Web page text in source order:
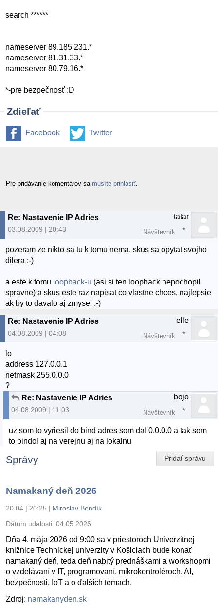
search ******
nameserver 89.185.231.*
nameserver 81.31.33.*
nameserver 80.79.16.*
*-pre bezpečnosť :D
Zdieľať
Facebook Twitter
Pre pridávanie komentárov sa musíte prihlásiť
Re: Nastavenie IP Adries
03.08.2009 | 20:43
tatar
Návštevník
pozeram ze nikto sa tu k tomu nema, skus sa opytat svojho
dilera :-)
a este k tomu loopback-u (asi si ten loopback nepochopil
spravne) a skus este raz napisat co vlastne chces, najlepsie
ak by to davalo aj zmysel :-)
Re: Nastavenie IP Adries
04.08.2009 | 04:08
elle
Návštevník
lo
address 127.0.0.1
netmask 255.0.0.0
?
Re: Nastavenie IP Adries
04.08.2009 | 11:03
bojo
Návštevník
uz som to vyriesil do bind adres som dal 0.0.0.0 a tak som
to bindol aj na verejnu aj na lokalnu
Pridať správu
Správy
Namakaný deň 2026
20.04 | 20:25 | Miroslav Bendík
Dátum udalosti: 04.05.2026
Dňa 4. mája 2026 od 9:00 sa v priestoroch Univerzitnej
knižnice Technickej univerzity v Košiciach bude konať
namakaný deň, teda deň nabitý prednáškami a workshopmi
o vzdelávaní v IT, programovaní, mikrokontroléroch, AI,
bezpečnosti, IoT a o ďalších témach.
Zdroj: namakanyden.sk